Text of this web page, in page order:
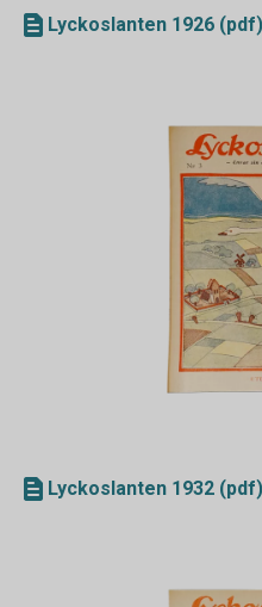
Lyckoslanten 1926 (pdf)
Lyckoslanten 1932 (pdf)